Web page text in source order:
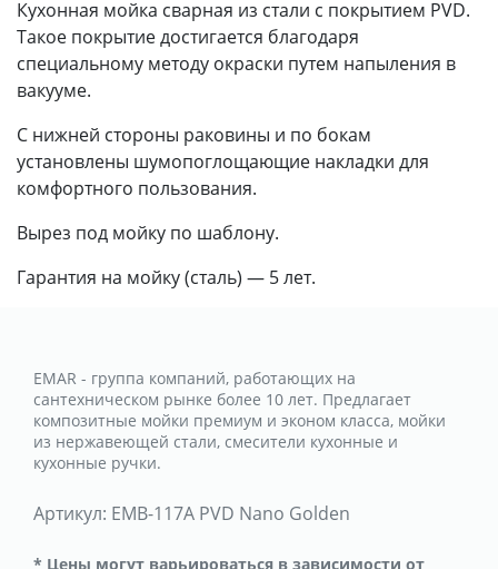
Кухонная мойка сварная из стали с покрытием PVD.
Такое покрытие достигается благодаря
специальному методу окраски путем напыления в
вакууме.
С нижней стороны раковины и по бокам
установлены шумопоглощающие накладки для
комфортного пользования.
Вырез под мойку по шаблону.
Гарантия на мойку (сталь) — 5 лет.
EMAR - группа компаний, работающих на
сантехническом рынке более 10 лет. Предлагает
композитные мойки премиум и эконом класса, мойки
из нержавеющей стали, смесители кухонные и
кухонные ручки.
Артикул: EMB-117A PVD Nano Golden
* Цены могут варьироваться в зависимости от